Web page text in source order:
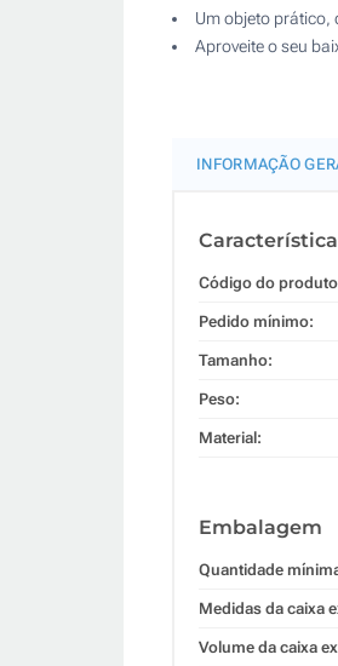
Um objeto prático,
Aproveite o seu
INFORMAÇÃO
Código do
Pedido mínimo:
Tamanho:
Peso:
Material:
Embalagem
Quantidade
Medidas da caixa
Volume da caixa